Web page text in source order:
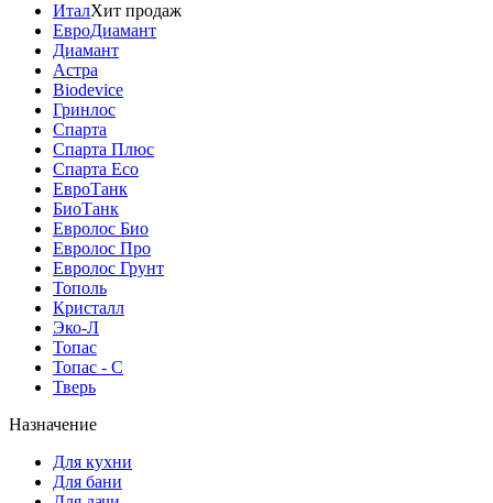
ИталХит продаж
ЕвроДиамант
Диамант
Астра
Biodevice
Гринлос
Спарта
Спарта Плюс
Спарта Eco
ЕвроТанк
БиоТанк
Евролос Био
Евролос Про
Евролос Грунт
Тополь
Кристалл
Эко-Л
Топас
Топас - С
Тверь
Назначение
Для кухни
Для бани